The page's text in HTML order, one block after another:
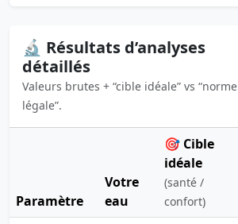
🔬 Résultats d’analyses
détaillés
Valeurs brutes + “cible idéale” vs “norme
légale”.
Paramètre
Votre
eau
🎯 Cible
idéale
(santé /
confort)